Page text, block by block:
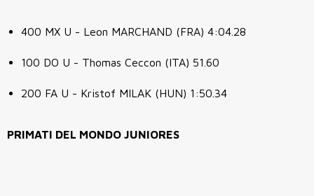
400 MX U - Leon MARCHAND (FRA) 4:04.28
100 DO U - Thomas Ceccon (ITA) 51.60
200 FA U - Kristof MILAK (HUN) 1:50.34
PRIMATI DEL MONDO JUNIORES